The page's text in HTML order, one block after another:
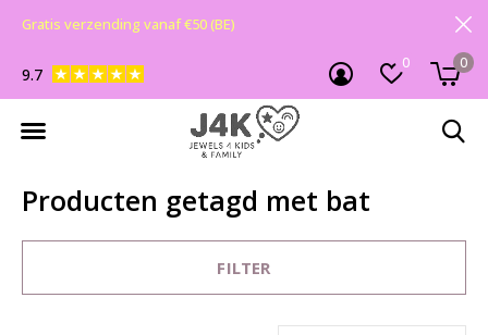
0 0
9.7
Gratis verzending vanaf €50 (BE)
Producten getagd met bat
FILTER